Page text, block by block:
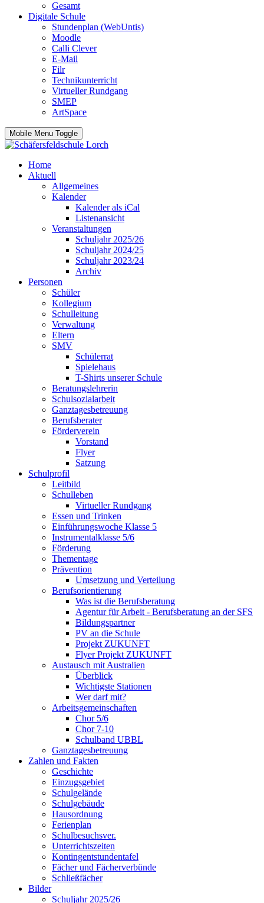
Gesamt
Digitale Schule
Stundenplan (WebUntis)
Moodle
Calli Clever
E-Mail
Filr
Technikunterricht
Virtueller Rundgang
SMEP
ArtSpace
Mobile Menu Toggle
Home
Aktuell
Allgemeines
Kalender
Kalender als iCal
Listenansicht
Veranstaltungen
Schuljahr 2025/26
Schuljahr 2024/25
Schuljahr 2023/24
Archiv
Personen
Schüler
Kollegium
Schulleitung
Verwaltung
Eltern
SMV
Schülerrat
Spielehaus
T-Shirts unserer Schule
Beratungslehrerin
Schulsozialarbeit
Ganztagesbetreuung
Berufsberater
Förderverein
Vorstand
Flyer
Satzung
Schulprofil
Leitbild
Schulleben
Virtueller Rundgang
Essen und Trinken
Einführungswoche Klasse 5
Instrumentalklasse 5/6
Förderung
Thementage
Prävention
Umsetzung und Verteilung
Berufsorientierung
Was ist die Berufsberatung
Agentur für Arbeit - Berufsberatung an der SFS
Bildungspartner
PV an die Schule
Projekt ZUKUNFT
Flyer Projekt ZUKUNFT
Austausch mit Australien
Überblick
Wichtigste Stationen
Wer darf mit?
Arbeitsgemeinschaften
Chor 5/6
Chor 7-10
Schulband UBBL
Ganztagesbetreuung
Zahlen und Fakten
Geschichte
Einzugsgebiet
Schulgelände
Schulgebäude
Hausordnung
Ferienplan
Schulbesuchsver.
Unterrichtszeiten
Kontingentstundentafel
Fächer und Fächerverbünde
Schließfächer
Bilder
Schuljahr 2025/26